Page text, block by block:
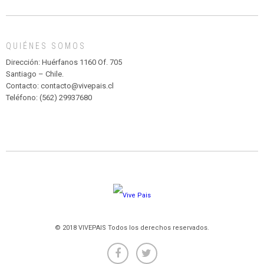
MADAGASCAR
PARQUE
HURATDO
QUIÉNES SOMOS
Dirección: Huérfanos 1160 Of. 705
Santiago – Chile.
Contacto: contacto@vivepais.cl
Teléfono: (562) 29937680
© 2018 VIVEPAIS Todos los derechos reservados.